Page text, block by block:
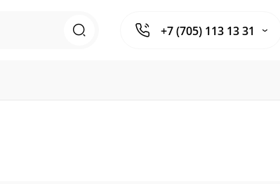
+7 (705) 113 13 31